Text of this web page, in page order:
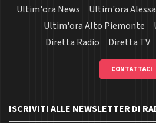
Ultim'ora News
Ultim'ora
Ultim'ora Alto Piemonte
Diretta Radio
Diretta TV
CONTATTACI
ISCRIVITI ALLE NEWSLETTER DI